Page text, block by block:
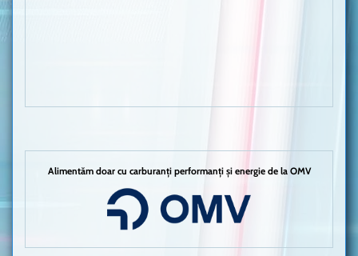
Alimentăm doar cu carburanți performanți și energie de la OMV